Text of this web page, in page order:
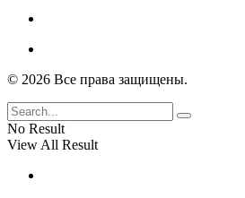
© 2026 Все права защищены.
No Result
View All Result